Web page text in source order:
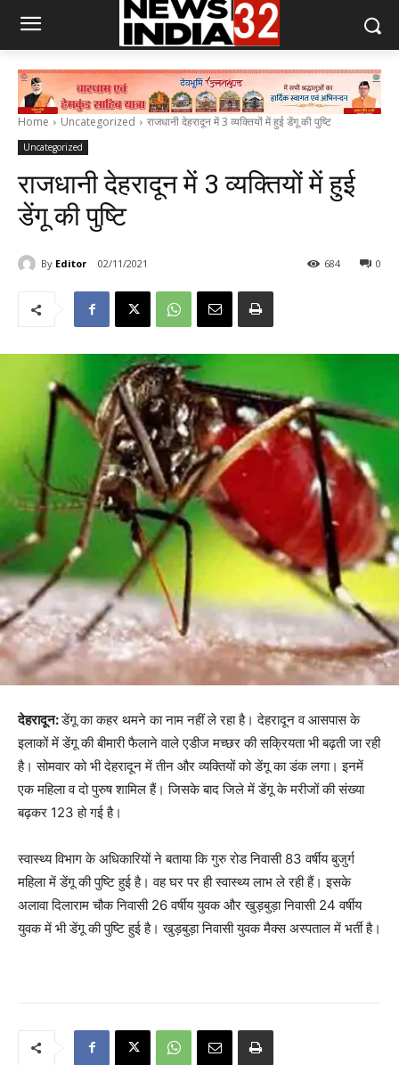
Home Uncategorized राजधानी देहरादून में 3 व्यक्तियों में हुई डेंगू की पुष्टि
Uncategorized
राजधानी देहरादून में 3 व्यक्तियों में हुई
डेंगू की पुष्टि
By Editor 02/11/2021 0
684
देहरादून:डेंगू का कहर थमने का नाम नहीं ले रहा है। देहरादून व आसपास के
इलाकों में डेंगू की बीमारी फैलाने वाले एडीज मच्छर की सक्रियता भी बढ़ती जा रही
है। सोमवार को भी देहरादून में तीन और व्यक्तियों को डेंगू का डंक लगा। इनमें
एक महिला व दो पुरुष शामिल हैं। जिसके बाद जिले में डेंगू के मरीजों की संख्या
बढ़कर 123 हो गई है।
स्वास्थ्य विभाग के अधिकारियों ने बताया कि गुरु रोड निवासी 83 वर्षीय बुजुर्ग
महिला में डेंगू की पुष्टि हुई है। वह घर पर ही स्वास्थ्य लाभ ले रही हैं। इसके
अलावा दिलाराम चौक निवासी 26 वर्षीय युवक और खुड़बुड़ा निवासी 24 वर्षीय
युवक में भी डेंगू की पुष्टि हुई है। खुड़बुड़ा निवासी युवक मैक्स अस्पताल में भर्ती है।